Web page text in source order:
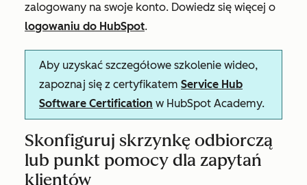
zalogowany na swoje konto. Dowiedz się więcej o
logowaniu do HubSpot.
Aby uzyskać szczegółowe szkolenie wideo,
zapoznaj się z certyfikatem Service Hub
Software Certification w HubSpot Academy.
Skonfiguruj skrzynkę odbiorczą
lub punkt pomocy dla zapytań
klientów